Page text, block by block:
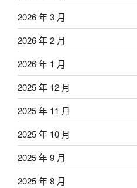
2026 年 3 月
2026 年 2 月
2026 年 1 月
2025 年 12 月
2025 年 11 月
2025 年 10 月
2025 年 9 月
2025 年 8 月